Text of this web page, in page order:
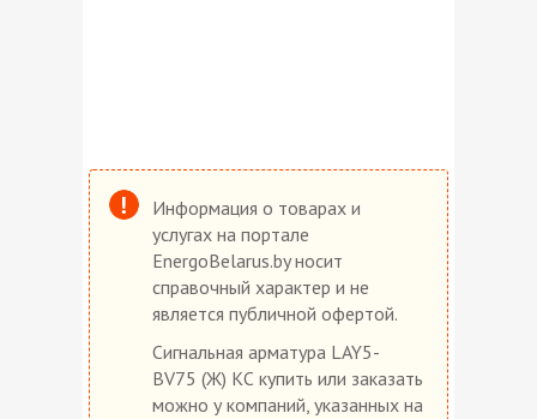
Информация о товарах и
услугах на портале
EnergoBelarus.by носит
справочный характер и не
является публичной офертой.
Сигнальная арматура LAY5-
BV75 (Ж) КС купить или заказать
можно у компаний, указанных на